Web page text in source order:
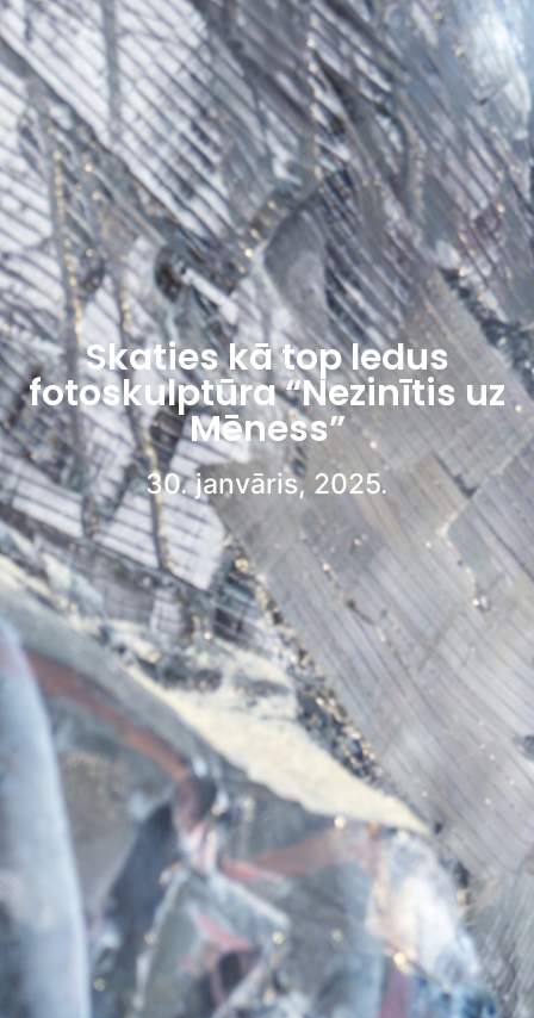
Skaties kā top ledus
fotoskulptūra “Nezinītis uz
Mēness”
30. janvāris, 2025.